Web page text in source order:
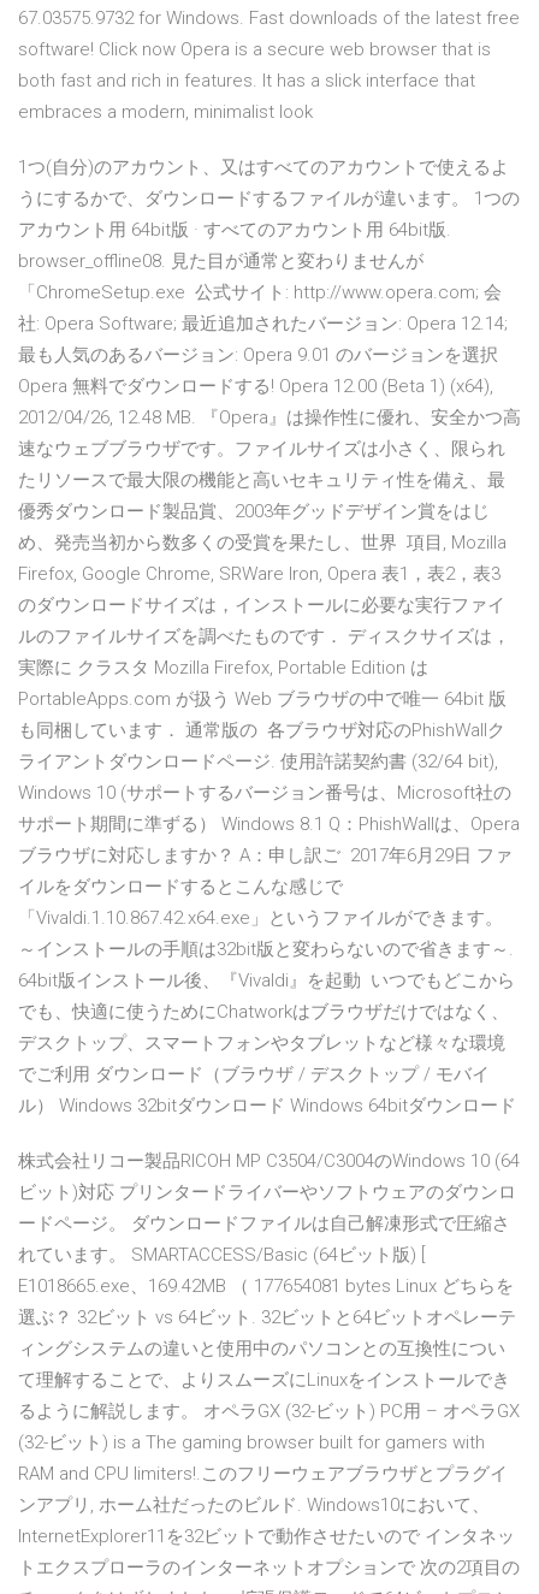
67.03575.9732 for Windows. Fast downloads of the latest free
software! Click now Opera is a secure web browser that is
both fast and rich in features. It has a slick interface that
embraces a modern, minimalist look
1つ(自分)のアカウント、又はすべてのアカウントで使えるよ
うにするかで、ダウンロードするファイルが違います。 1つの
アカウント用 64bit版 · すべてのアカウント用 64bit版.
browser_offline08. 見た目が通常と変わりませんが
「ChromeSetup.exe 公式サイト: http://www.opera.com; 会
社: Opera Software; 最近追加されたバージョン: Opera 12.14;
最も人気のあるバージョン: Opera 9.01 のバージョンを選択
Opera 無料でダウンロードする! Opera 12.00 (Beta 1) (x64),
2012/04/26, 12.48 MB. 『Opera』は操作性に優れ、安全かつ高
速なウェブブラウザです。ファイルサイズは小さく、限られ
たリソースで最大限の機能と高いセキュリティ性を備え、最
優秀ダウンロード製品賞、2003年グッドデザイン賞をはじ
め、発売当初から数多くの受賞を果たし、世界 項目, Mozilla
Firefox, Google Chrome, SRWare Iron, Opera 表1，表2，表3
のダウンロードサイズは，インストールに必要な実行ファイ
ルのファイルサイズを調べたものです． ディスクサイズは，
実際に クラスタ Mozilla Firefox, Portable Edition は
PortableApps.com が扱う Web ブラウザの中で唯一 64bit 版
も同梱しています． 通常版の 各ブラウザ対応のPhishWallク
ライアントダウンロードページ. 使用許諾契約書 (32/64 bit),
Windows 10 (サポートするバージョン番号は、Microsoft社の
サポート期間に準ずる） Windows 8.1 Q：PhishWallは、Opera
ブラウザに対応しますか？ A：申し訳ご 2017年6月29日 ファ
イルをダウンロードするとこんな感じで
「Vivaldi.1.10.867.42.x64.exe」というファイルができます。
～インストールの手順は32bit版と変わらないので省きます～.
64bit版インストール後、『Vivaldi』を起動 いつでもどこから
でも、快適に使うためにChatworkはブラウザだけではなく、
デスクトップ、スマートフォンやタブレットなど様々な環境
でご利用 ダウンロード（ブラウザ / デスクトップ / モバイ
ル） Windows 32bitダウンロード Windows 64bitダウンロード
株式会社リコー製品RICOH MP C3504/C3004のWindows 10 (64
ビット)対応 プリンタードライバーやソフトウェアのダウンロ
ードページ。 ダウンロードファイルは自己解凍形式で圧縮さ
れています。 SMARTACCESS/Basic (64ビット版) [
E1018665.exe、169.42MB （ 177654081 bytes Linux どちらを
選ぶ？ 32ビット vs 64ビット. 32ビットと64ビットオペレーテ
ィングシステムの違いと使用中のパソコンとの互換性につい
て理解することで、よりスムーズにLinuxをインストールでき
るように解説します。 オペラGX (32-ビット) PC用 – オペラGX
(32-ビット) is a The gaming browser built for gamers with
RAM and CPU limiters!.このフリーウェアブラウザとプラグイ
ンアプリ, ホーム社だったのビルド. Windows10において、
InternetExplorer11を32ビットで動作させたいので インタネッ
トエクスプローラのインターネットオプションで 次の2項目の